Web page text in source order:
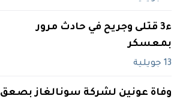
ء3 قتلى وجريح في حادث مرور
بمعسكر
13 جويلية
وفاة عونين لشركة سونالغاز بصعق